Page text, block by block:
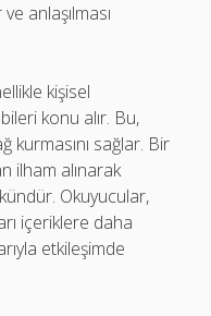
anlaşılması
kişisel
konu alır. Bu,
kurmasını sağlar. Bir
ilham alınarak
Okuyucular,
içeriklere daha
etkileşimde